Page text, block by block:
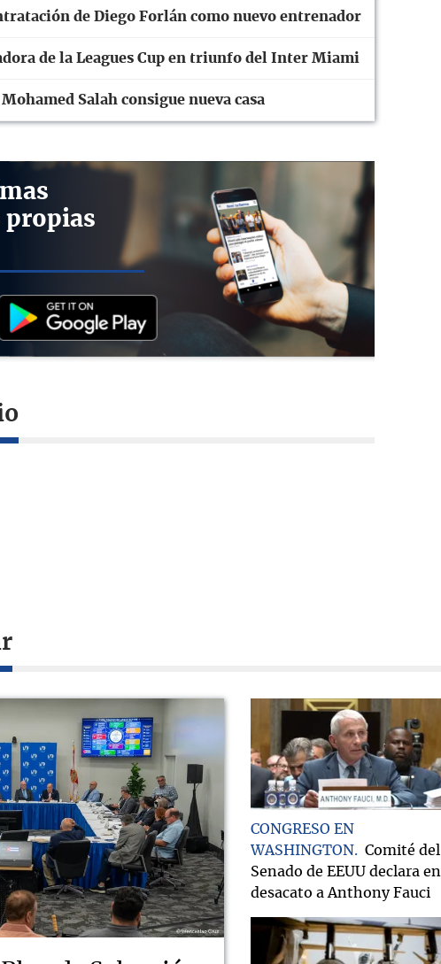
de Diego Forlán como nuevo entrenador
de la Leagues Cup en triunfo del Inter Miami
Salah consigue nueva casa
propias
CONGRESO EN
WASHINGTON
Comité del
Senado de EEUU declara en
desacato a Anthony Fauci